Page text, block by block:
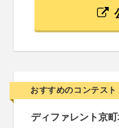
おすすめのコンテスト
ディファレント京